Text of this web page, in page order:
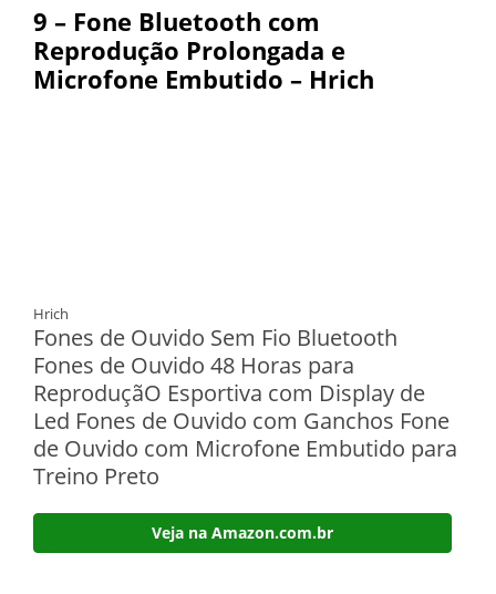
9 – Fone Bluetooth com
Reprodução Prolongada e
Microfone Embutido – Hrich
Hrich
Fones de Ouvido Sem Fio Bluetooth
Fones de Ouvido 48 Horas para
ReproduçãO Esportiva com Display de
Led Fones de Ouvido com Ganchos Fone
de Ouvido com Microfone Embutido para
Treino Preto
Veja na Amazon.com.br